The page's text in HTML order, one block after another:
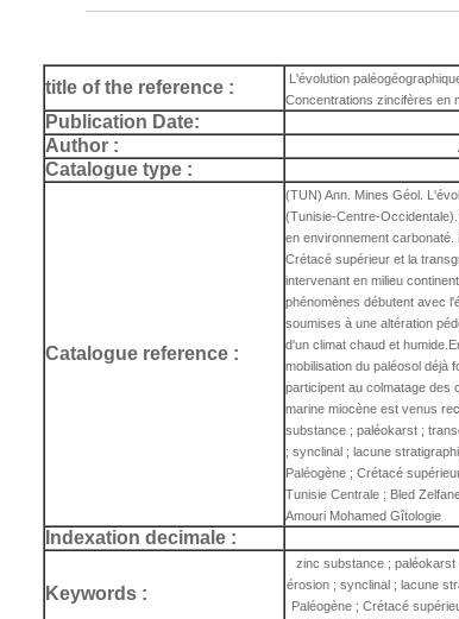
title of the reference :
L'évolution
Concentrations zincifères en
Publication Date:
Author :
Catalogue type :
Catalogue reference :
(TUN) Ann. Mines Géol.
(Tunisie-Centre-
en environnement
Crétacé supérieur et la
intervenant en milieu
phénomènes débutent avec
soumises à une altération
d'un climat chaud et
mobilisation du paléosol déjà
participent au colmatage des
marine miocène est venus
substance ; paléokarst ;
; synclinal ; lacune
Paléogène ; Crétacé
Tunisie Centrale ; Bled
Amouri Mohamed Gîtologie
Indexation decimale :
Keywords :
zinc substance ; paléokarst
érosion ; synclinal ; lacune
Paléogène ; Crétacé